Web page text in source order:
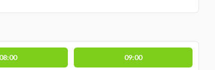
08:00 09:00